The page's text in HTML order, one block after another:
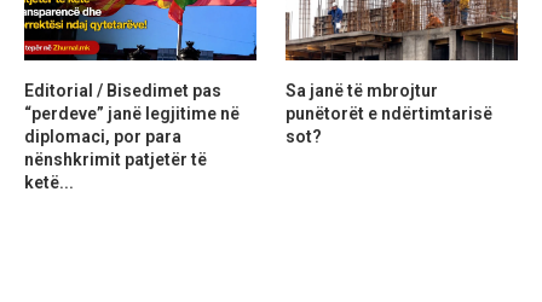
Editorial / Bisedimet pas
“perdeve” janë legjitime në
diplomaci, por para
nënshkrimit patjetër të
ketë...
Sa janë të mbrojtur
punëtorët e ndërtimtarisë
sot?